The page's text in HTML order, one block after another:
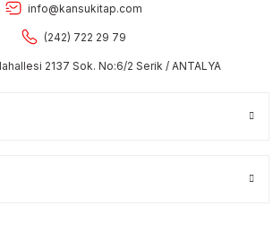
info@kansukitap.com
(242) 722 29 79
2137 Sok. No:6/2 Serik / ANTALYA